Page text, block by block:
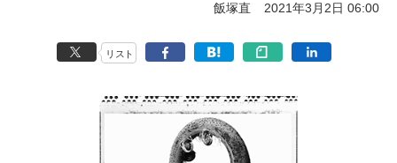
飯塚直 2021年3月2日 06:00
リスト